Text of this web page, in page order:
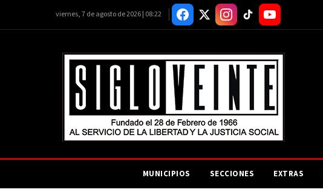
viernes, 7 de agosto de 2026 | 08:22
MUNICIPIOS SECCIONES EXTRAS